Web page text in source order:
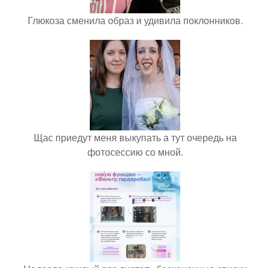
Глюкоза сменила образ и удивила поклонников.
Щас приедут меня выкупать а тут очередь на
фотосессию со мной.